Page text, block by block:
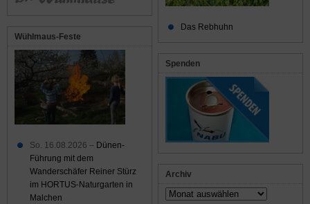
Das Rebhuhn
Spenden
Archiv
Archiv
Wühlmaus-Feste
So. 16.08.2026 – Dünen-
Führung mit dem
Wanderschäfer Reiner Stürz
im HORTUS-Naturgarten in
Malchen